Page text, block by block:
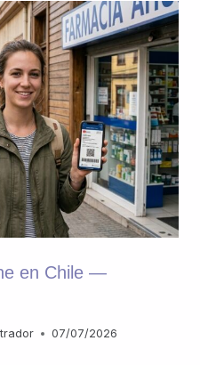
en Chile —
07/07/2026